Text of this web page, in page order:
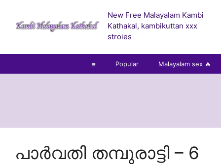
content
New Free Malayalam Kambi
Kathakal, kambikuttan xxx
stroies
☰ Popular Malayalam sex 🔥
പാർവതി തമ്പുരാട്ടി – 6